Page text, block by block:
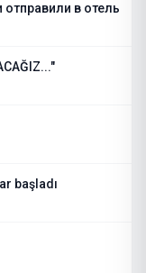
отправили в отель
başladı